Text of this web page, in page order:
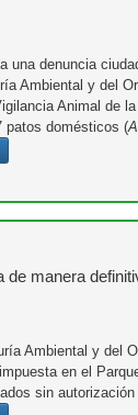
una denuncia
Ambiental y del
Animal de
patos domésticos (
de manera
Ambiental y del
en el
sin